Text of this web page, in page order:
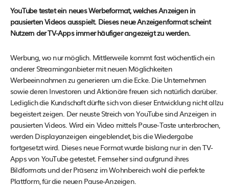
YouTube testet ein neues Werbeformat, welches Anzeigen in
pausierten Videos ausspielt. Dieses neue Anzeigenformat scheint
Nutzern der TV-Apps immer häufiger angezeigt zu werden.
Werbung, wo nur möglich. Mittlerweile kommt fast wöchentlich ein
anderer Streaminganbieter mit neuen Möglichkeiten
Werbeeinnahmen zu generieren um die Ecke. Die Unternehmen
sowie deren Investoren und Aktionäre freuen sich natürlich darüber.
Lediglich die Kundschaft dürfte sich von dieser Entwicklung nicht allzu
begeistert zeigen. Der neuste Streich von YouTube sind Anzeigen in
pausierten Videos. Wird ein Video mittels Pause-Taste unterbrochen,
werden Displayanzeigen eingeblendet, bis die Wiedergabe
fortgesetzt wird. Dieses neue Format wurde bislang nur in den TV-
Apps von YouTube getestet. Fernseher sind aufgrund ihres
Bildformats und der Präsenz im Wohnbereich wohl die perfekte
Plattform, für die neuen Pause-Anzeigen.